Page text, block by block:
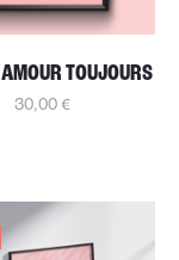
TOUJOURS
30,00 €